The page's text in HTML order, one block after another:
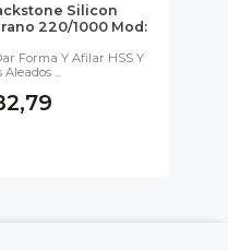
Silicon
220/1000 Mod:
Forma Y Afilar HSS Y
...